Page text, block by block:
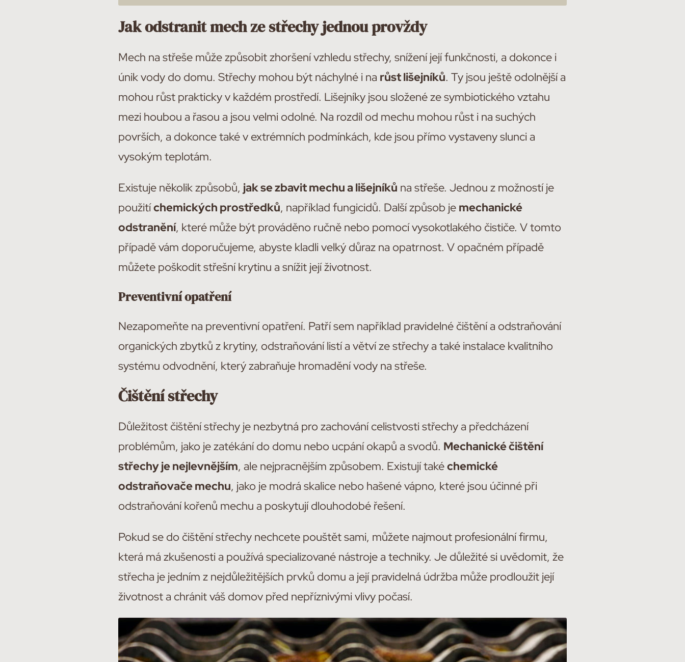
Jak odstranit mech ze střechy jednou provždy
Mech na střeše může způsobit zhoršení vzhledu střechy, snížení její funkčnosti, a dokonce i
únik vody do domu. Střechy mohou být náchylné i na růst lišejníků. Ty jsou ještě odolnější a
mohou růst prakticky v každém prostředí. Lišejníky jsou složené ze symbiotického vztahu
mezi houbou a řasou a jsou velmi odolné. Na rozdíl od mechu mohou růst i na suchých
površích, a dokonce také v extrémních podmínkách, kde jsou přímo vystaveny slunci a
vysokým teplotám.
Existuje několik způsobů, jak se zbavit mechu a lišejníků na střeše. Jednou z možností je
použitíchemických prostředků, například fungicidů. Další způsob je mechanické
odstranění, které může být prováděno ručně nebo pomocí vysokotlakého čističe. V tomto
případě vám doporučujeme, abyste kladli velký důraz na opatrnost. V opačném případě
můžete poškodit střešní krytinu a snížit její životnost.
Preventivní opatření
Nezapomeňte na preventivní opatření. Patří sem například pravidelné čištění a odstraňování
organických zbytků z krytiny, odstraňování listí a větví ze střechy a také instalace kvalitního
systému odvodnění, který zabraňuje hromadění vody na střeše.
Čištění střechy
Důležitost čištění střechy je nezbytná pro zachování celistvosti střechy a předcházení
problémům, jako je zatékání do domu nebo ucpání okapů a svodů. Mechanické čištění
střechy je nejlevnějším, ale nejpracnějším způsobem. Existují takéchemické
odstraňovače mechu, jako je modrá skalice nebo hašené vápno, které jsou účinné při
odstraňování kořenů mechu a poskytují dlouhodobé řešení.
Pokud se do čištění střechy nechcete pouštět sami, můžete najmout profesionální firmu,
která má zkušenosti a používá specializované nástroje a techniky. Je důležité si uvědomit, že
střecha je jedním z nejdůležitějších prvků domu a její pravidelná údržba může prodloužit její
životnost a chránit váš domov před nepříznivými vlivy počasí.